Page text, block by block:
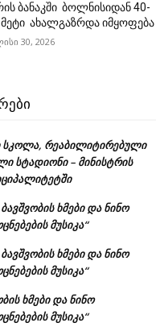
ბანაკში ბოლნისიდან 40-
ახალგაზრდა იმყოფება
30, 2026
სკოლა, რეაბილიტირებული
სტადიონი – მინისტრის
ხმები და ნინო
მუსიკა“
ხმები და ნინო
მუსიკა“
ხმები და ნინო
მუსიკა“